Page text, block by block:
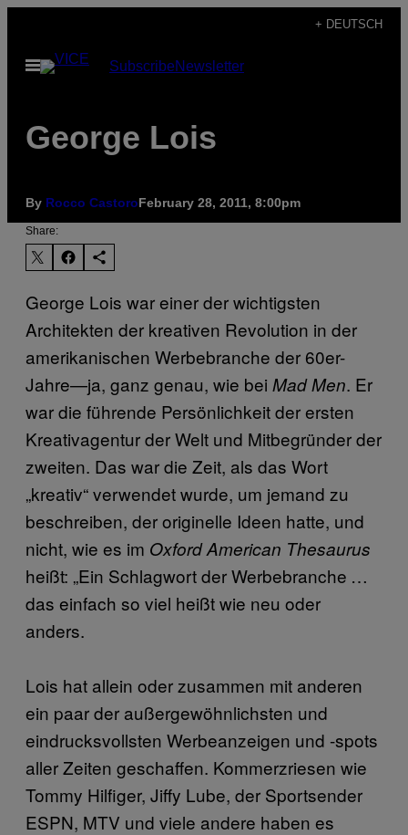
content
+ DEUTSCH
Open
Menu
SubscribeNewsletter
George Lois
By Rocco CastoroFebruary 28, 2011, 8:00pm
Share:
George Lois war einer der wichtigsten
Architekten der kreativen Revolution in der
amerikanischen Werbebranche der 60er-
Jahre—ja, ganz genau, wie bei Mad Men. Er
war die führende Persönlichkeit der ersten
Kreativagentur der Welt und Mitbegründer der
zweiten. Das war die Zeit, als das Wort
„kreativ“ verwendet wurde, um jemand zu
beschreiben, der originelle Ideen hatte, und
nicht, wie es im Oxford American Thesaurus
heißt: „Ein Schlagwort der Werbebranche …
das einfach so viel heißt wie neu oder
anders.
Lois hat allein oder zusammen mit anderen
ein paar der außergewöhnlichsten und
eindrucksvollsten Werbeanzeigen und -spots
aller Zeiten geschaffen. Kommerzriesen wie
Tommy Hilfiger, Jiffy Lube, der Sportsender
ESPN, MTV und viele andere haben es